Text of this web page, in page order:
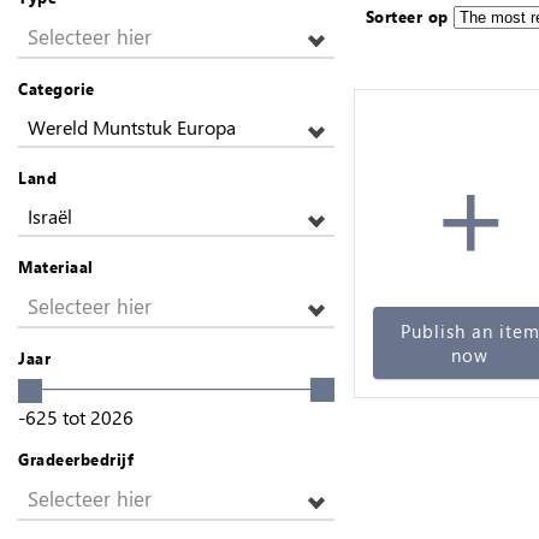
Selecteer hier
Categorie
Wereld Muntstuk Europa
Land
Israël
Materiaal
Selecteer hier
Jaar
-625 tot 2026
Gradeerbedrijf
Selecteer hier
Sorteer op
+
Publish an item
now